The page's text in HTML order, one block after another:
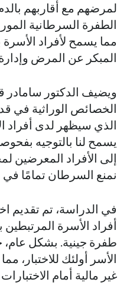
لمرضهم مع أقاربهم
الطفرة السرطانية
مما يسمح لأفراد
المبكر عن المرض
ويضيف الدكتور سامادر
الخصائص الوراثية في
الذي سيظهر لدى أفراد
يسمح لنا بالتوجيه
إلى الأفراد المعرضين
نمنع السرطان تمامًا في
في الدراسة، تم تقديم
أفراد الأسرة
الأسر أولئك للاختبار،
غير مالية أمام الاختبارات